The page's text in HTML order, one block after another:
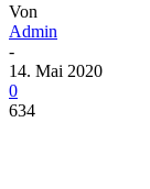
Von
Admin
-
14. Mai 2020
0
634